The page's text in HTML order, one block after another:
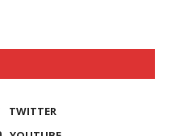
TWITTER